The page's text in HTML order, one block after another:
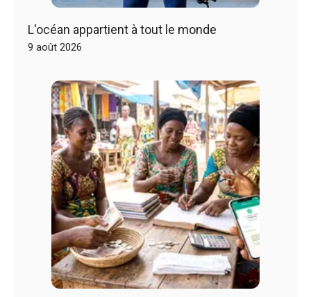
L'océan appartient à tout le monde
9 août 2026